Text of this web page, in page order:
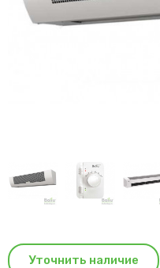
Уточнить наличие